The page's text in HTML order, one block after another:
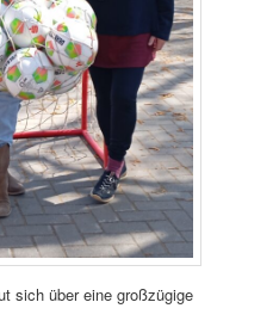
sich über eine großzügige